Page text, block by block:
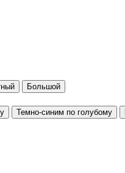
Большой
Темно-синим по голубому